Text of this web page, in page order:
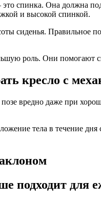
спинка. Она должна
и высокой спинкой.
сиденья. Правильное
роль. Они помогают
кресло с
вредно даже при
тела в течение
подходит для